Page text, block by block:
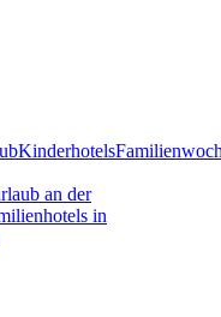
Kinderhotels
an der
in